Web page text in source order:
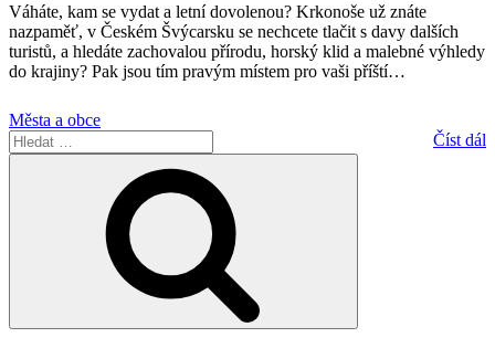
Váháte, kam se vydat a letní dovolenou? Krkonoše už znáte
nazpaměť, v Českém Švýcarsku se nechcete tlačit s davy dalších
turistů, a hledáte zachovalou přírodu, horský klid a malebné výhledy
do krajiny? Pak jsou tím pravým místem pro vaši příští…
Města a obce
Číst dál
Hledat: